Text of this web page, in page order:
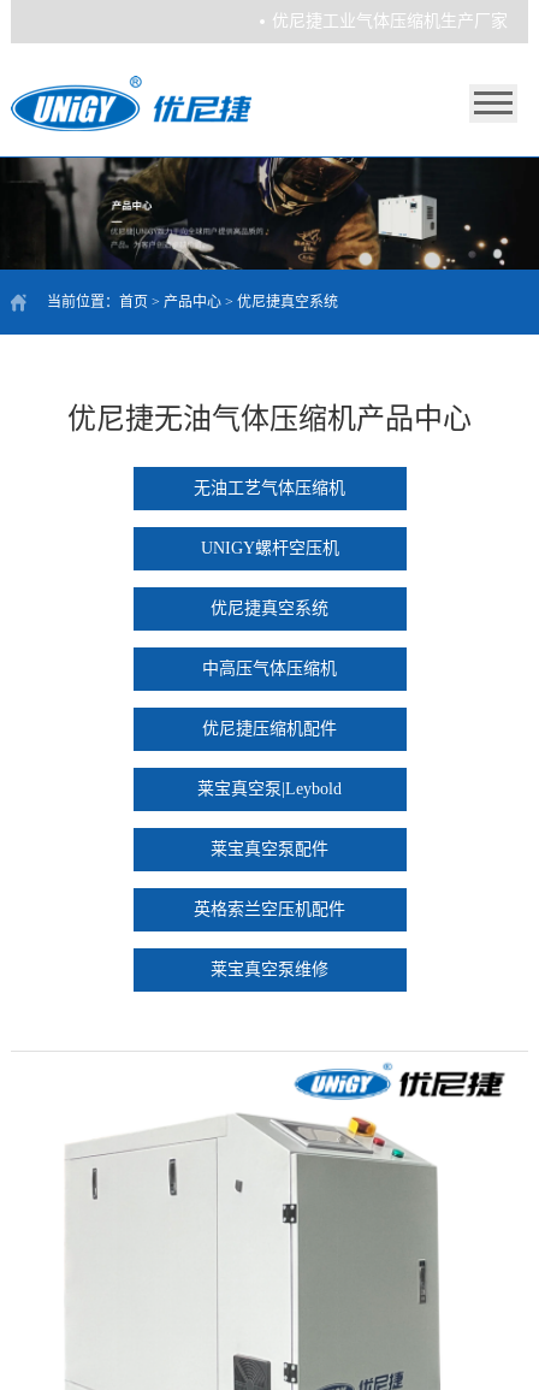
优尼捷工业气体压缩机生产厂家
当前位置： 首页 > 产品中心> 优尼捷真空系统
优尼捷无油气体压缩机产品中心
无油工艺气体压缩机
UNIGY螺杆空压机
优尼捷真空系统
中高压气体压缩机
优尼捷压缩机配件
莱宝真空泵|Leybold
莱宝真空泵配件
英格索兰空压机配件
莱宝真空泵维修